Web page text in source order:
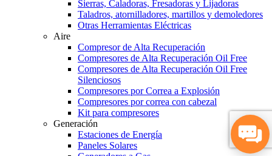
Sierras, Caladoras, Fresadoras y Lijadoras
Taladros, atornilladores, martillos y demoledores
Otras Herramientas Eléctricas
Aire
Compresor de Alta Recuperación
Compresores de Alta Recuperación Oil Free
Compresores de Alta Recuperación Oil Free
Silenciosos
Compresores por Correa a Explosión
Compresores por correa con cabezal
Kit para compresores
Generación
Estaciones de Energía
Paneles Solares